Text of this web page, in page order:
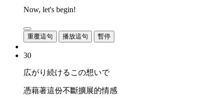
Now, let's begin!
重覆這句 播放這句 暫停
30
広がり続けるこの想いで
憑藉著這份不斷擴展的情感